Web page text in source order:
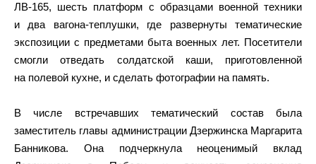
ЛВ-165, шесть платформ с образцами военной техники
и два вагона-теплушки, где развернуты тематические
экспозиции с предметами быта военных лет. Посетители
смогли отведать солдатской каши, приготовленной
на полевой кухне, и сделать фотографии на память.
В числе встречавших тематический состав была
заместитель главы администрации Дзержинска Маргарита
Банникова. Она подчеркнула неоценимый вклад